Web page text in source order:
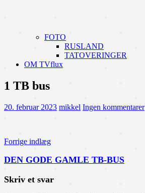
FOTO
RUSLAND
TATOVERINGER
OM TVflux
1 TB bus
20. februar 2023 mikkel Ingen kommentarer
Indlægsnavigation
Forrige indlæg
DEN GODE GAMLE TB-BUS
Skriv et svar